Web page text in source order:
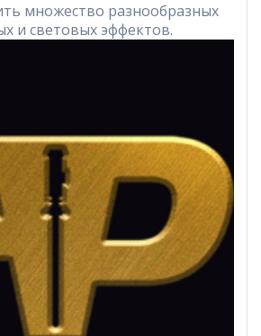
множество разнообразных
и световых эффектов.